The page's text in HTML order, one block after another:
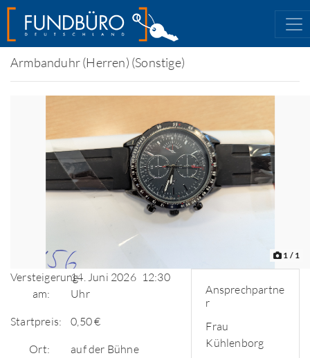
Armbanduhr (Herren) (Sonstige)
1 / 1
Versteigerung
am:
14. Juni 2026 12:30
Uhr
Startpreis:
0,50 €
Ort:
auf der Bühne
Ansprechpartne
r
Frau
Kühlenborg